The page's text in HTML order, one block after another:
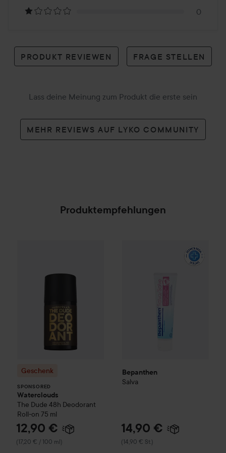
0
PRODUKT REVIEWEN FRAGE STELLEN
Lass deine Meinung zum Produkt die erste sein
MEHR REVIEWS AUF LYKO COMMUNITY
Produktempfehlungen
Geschenk
SPONSORED
Waterclouds
The Dude 48h Deodorant
Roll-on 75 ml
12,90 €
(17,20 € / 100 ml)
48h Deodorant
Bepanthen
Salva
14,90 €
(14,90 € St.)
(14,90 € St.)